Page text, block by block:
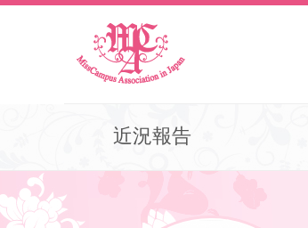
近況報告